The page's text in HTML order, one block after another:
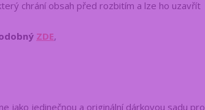
chrání obsah před rozbitím a lze ho uzavřít
ZDE,
jako jedinečnou a originální dárkovou sadu pro